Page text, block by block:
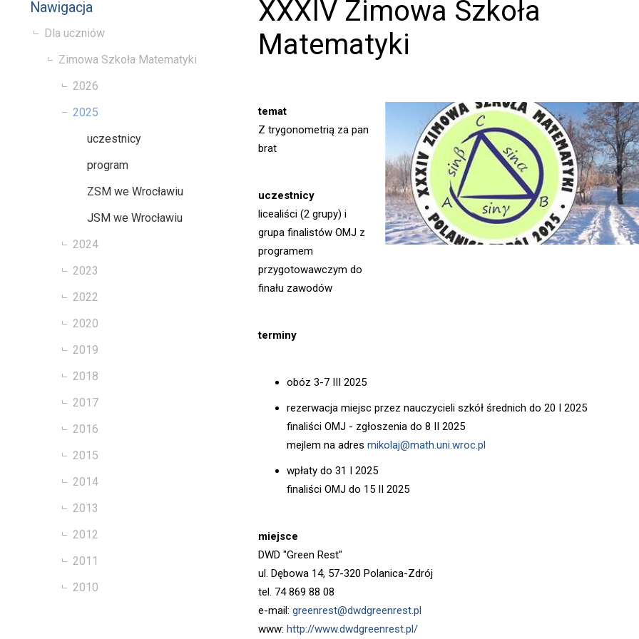
Nawigacja
Dla uczniów
Zimowa Szkoła Matematyki
2026
2025
uczestnicy
program
ZSM we Wrocławiu
JSM we Wrocławiu
2024
2023
2022
2020
2019
2018
2017
2016
2015
2014
2013
2012
2011
2010
XXXIV Zimowa Szkoła
Matematyki
temat
Z trygonometrią za pan
brat
uczestnicy
licealiści (2 grupy) i
grupa finalistów OMJ z
programem
przygotowawczym do
finału zawodów
terminy
obóz 3-7 III 2025
rezerwacja miejsc przez nauczycieli szkół średnich do 20 I 2025
finaliści OMJ - zgłoszenia do 8 II 2025
mejlem na adres mikolaj@math.uni.wroc.pl
wpłaty do 31 I 2025
finaliści OMJ do 15 II 2025
miejsce
DWD "Green Rest"
ul. Dębowa 14, 57-320 Polanica-Zdrój
tel. 74 869 88 08
e-mail: greenrest@dwdgreenrest.pl
www: http://www.dwdgreenrest.pl/